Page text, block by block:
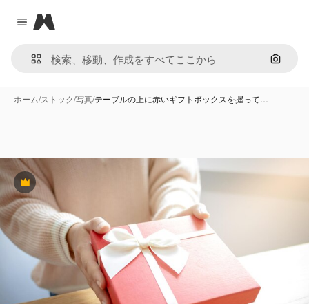
Close menu
Magnific
画像で
ホーム/ストック/写真/テーブルの上に赤いギフトボックスを握って…
Premium